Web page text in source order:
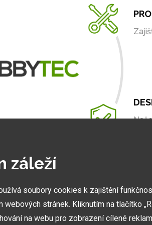
SHOWROOMY
abyste mohli vidět kvalitu
záleží
soubory cookies k zajištění
stránek. Kliknutím na tlačítko
na webu pro zobrazení cílené